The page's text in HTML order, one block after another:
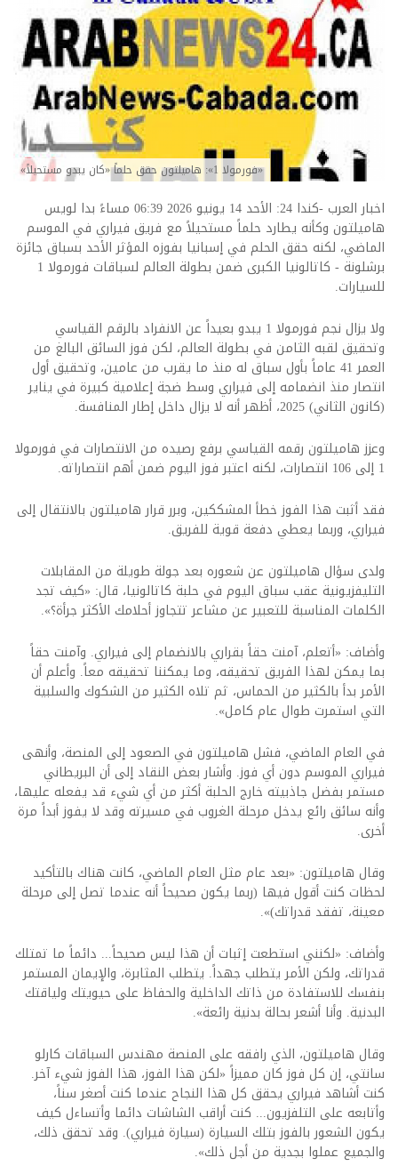
«فورمولا 1»: هاميلتون حقق حلماً «كان يبدو مستحيلاً»
اخبار العرب -كندا 24: الأحد 14 يونيو 2026 06:39 مساءً بدا لويس
هاميلتون وكأنه يطارد حلماً مستحيلاً مع فريق فيراري في الموسم
الماضي، لكنه حقق الحلم في إسبانيا بفوزه المؤثر الأحد بسباق جائزة
برشلونة - كاتالونيا الكبرى ضمن بطولة العالم لسباقات فورمولا 1
للسيارات.
ولا يزال نجم فورمولا 1 يبدو بعيداً عن الانفراد بالرقم القياسي
وتحقيق لقبه الثامن في بطولة العالم، لكن فوز السائق البالغ من
العمر 41 عاماً بأول سباق له منذ ما يقرب من عامين، وتحقيق أول
انتصار منذ انضمامه إلى فيراري وسط ضجة إعلامية كبيرة في يناير
(كانون الثاني) 2025، أظهر أنه لا يزال داخل إطار المنافسة.
وعزز هاميلتون رقمه القياسي برفع رصيده من الانتصارات في فورمولا
1 إلى 106 انتصارات، لكنه اعتبر فوز اليوم ضمن أهم انتصاراته.
فقد أثبت هذا الفوز خطأ المشككين، وبرر قرار هاميلتون بالانتقال إلى
فيراري، وربما يعطي دفعة قوية للفريق.
ولدى سؤال هاميلتون عن شعوره بعد جولة طويلة من المقابلات
التليفزيونية عقب سباق اليوم في حلبة كاتالونيا، قال: «كيف تجد
الكلمات المناسبة للتعبير عن مشاعر تتجاوز أحلامك الأكثر جرأة؟».
وأضاف: «أتعلم، آمنت حقاً بقراري بالانضمام إلى فيراري. وآمنت حقاً
بما يمكن لهذا الفريق تحقيقه، وما يمكننا تحقيقه معاً. وأعلم أن
الأمر بدأ بالكثير من الحماس، ثم تلاه الكثير من الشكوك والسلبية
التي استمرت طوال عام كامل».
في العام الماضي، فشل هاميلتون في الصعود إلى المنصة، وأنهى
فيراري الموسم دون أي فوز. وأشار بعض النقاد إلى أن البريطاني
مستمر بفضل جاذبيته خارج الحلبة أكثر من أي شيء قد يفعله عليها،
وأنه سائق رائع يدخل مرحلة الغروب في مسيرته وقد لا يفوز أبداً مرة
أخرى.
وقال هاميلتون: «بعد عام مثل العام الماضي، كانت هناك بالتأكيد
لحظات كنت أقول فيها (ربما يكون صحيحاً أنه عندما تصل إلى مرحلة
معينة، تفقد قدراتك)».
وأضاف: «لكنني استطعت إثبات أن هذا ليس صحيحاً... دائماً ما تمتلك
قدراتك، ولكن الأمر يتطلب جهداً. يتطلب المثابرة، والإيمان المستمر
بنفسك للاستفادة من ذاتك الداخلية والحفاظ على حيويتك ولياقتك
البدنية. وأنا أشعر بحالة بدنية رائعة».
وقال هاميلتون، الذي رافقه على المنصة مهندس السباقات كارلو
سانتي، إن كل فوز كان مميزاً «لكن هذا الفوز، هذا الفوز شيء آخر.
كنت أشاهد فيراري يحقق كل هذا النجاح عندما كنت أصغر سناً،
وأتابعه على التلفزيون... كنت أراقب الشاشات دائما وأتساءل كيف
يكون الشعور بالفوز بتلك السيارة (سيارة فيراري). وقد تحقق ذلك،
والجميع عملوا بجدية من أجل ذلك».